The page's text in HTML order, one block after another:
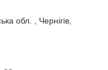
обл. , Чернігів,